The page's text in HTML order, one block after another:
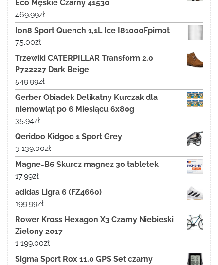
Eco Męskie Czarny 41530
469.99zł
Ion8 Sport Quench 1,1L Ice I81000Fpimot
75.00zł
Trzewiki CATERPILLAR Transform 2.0
P722227 Dark Beige
549.99zł
Gerber Obiadek Delikatny Kurczak dla
niemowląt po 6 Miesiącu 6x80g
35.94zł
Qeridoo Kidgoo 1 Sport Grey
3 139.00zł
Magne-B6 Skurcz magnez 30 tabletek
17.99zł
adidas Ligra 6 (FZ4660)
199.99zł
Rower Kross Hexagon X3 Czarny Niebieski
Zielony 2017
1 199.00zł
Sigma Sport Rox 11.0 GPS Set czarny